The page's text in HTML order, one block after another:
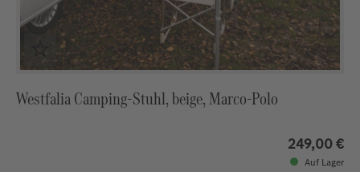
Westfalia Camping-Stuhl, beige, Marco-Polo
249,00 €
Auf Lager